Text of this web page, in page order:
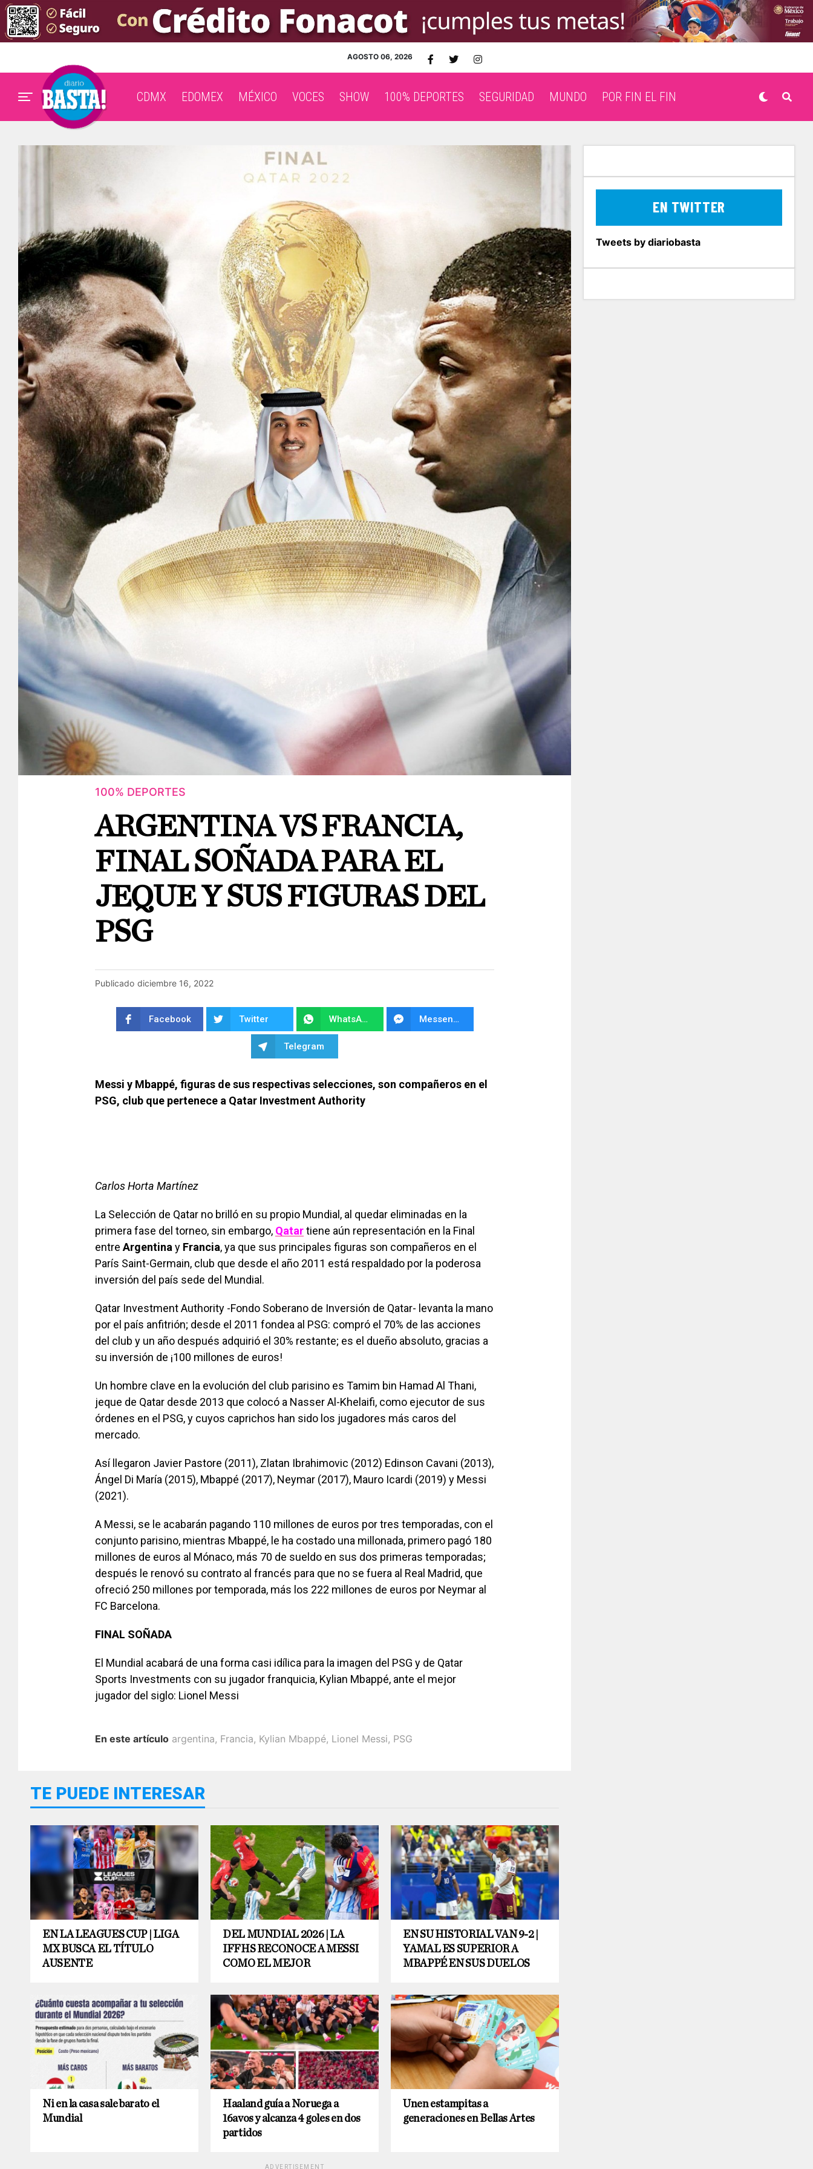
AGOSTO 06, 2026
CDMX EDOMEX MÉXICO VOCES SHOW 100% DEPORTES SEGURIDAD MUNDO POR FIN EL FIN
100% DEPORTES
ARGENTINA VS FRANCIA,
FINAL SOÑADA PARA EL
JEQUE Y SUS FIGURAS DEL
PSG
Publicado diciembre 16, 2022
Facebook Twitter WhatsApp Messenger
Telegram
Messi y Mbappé, figuras de sus respectivas selecciones, son compañeros en el
PSG, club que pertenece a Qatar Investment Authority
Carlos Horta Martínez
La Selección de Qatar no brilló en su propio Mundial, al quedar eliminadas en la
primera fase del torneo, sin embargo, Qatartiene aún representación en la Final
entre Argentina y Francia, ya que sus principales figuras son compañeros en el
París Saint-Germain, club que desde el año 2011 está respaldado por la poderosa
inversión del país sede del Mundial.
Qatar Investment Authority -Fondo Soberano de Inversión de Qatar- levanta la mano
por el país anfitrión; desde el 2011 fondea al PSG: compró el 70% de las acciones
del club y un año después adquirió el 30% restante; es el dueño absoluto, gracias a
su inversión de ¡100 millones de euros!
Un hombre clave en la evolución del club parisino es Tamim bin Hamad Al Thani,
jeque de Qatar desde 2013 que colocó a Nasser Al-Khelaifi, como ejecutor de sus
órdenes en el PSG, y cuyos caprichos han sido los jugadores más caros del
mercado.
Así llegaron Javier Pastore (2011), Zlatan Ibrahimovic (2012) Edinson Cavani (2013),
Ángel Di María (2015), Mbappé (2017), Neymar (2017), Mauro Icardi (2019) y Messi
(2021).
A Messi, se le acabarán pagando 110 millones de euros por tres temporadas, con el
conjunto parisino, mientras Mbappé, le ha costado una millonada, primero pagó 180
millones de euros al Mónaco, más 70 de sueldo en sus dos primeras temporadas;
después le renovó su contrato al francés para que no se fuera al Real Madrid, que
ofreció 250 millones por temporada, más los 222 millones de euros por Neymar al
FC Barcelona.
FINAL SOÑADA
El Mundial acabará de una forma casi idílica para la imagen del PSG y de Qatar
Sports Investments con su jugador franquicia, Kylian Mbappé, ante el mejor
jugador del siglo: Lionel Messi
En este artículo argentina, Francia, Kylian Mbappé, Lionel Messi, PSG
TE PUEDE INTERESAR
EN LA LEAGUES CUP | LIGA
MX BUSCA EL TÍTULO
AUSENTE
DEL MUNDIAL 2026 | LA
IFFHS RECONOCE A MESSI
COMO EL MEJOR
EN SU HISTORIAL VAN 9-2 |
YAMAL ES SUPERIOR A
MBAPPÉ EN SUS DUELOS
Ni en la casa sale barato el
Mundial
Haaland guía a Noruega a
16avos y alcanza 4 goles en dos
partidos
Unen estampitas a
generaciones en Bellas Artes
ADVERTISEMENT
EN TWITTER
Tweets by diariobasta